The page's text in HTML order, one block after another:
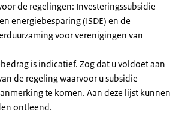
de regelingen: Investeringssubsidie
energiebesparing (ISDE) en de
voor verenigingen van
is indicatief. Zog dat u voldoet aan
de regeling waarvoor u subsidie
te komen. Aan deze lijst kunnen
ontleend.